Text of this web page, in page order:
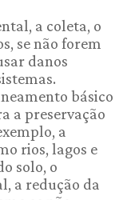
a coleta, o
se não forem
danos
básico
a preservação
a
rios, lagos e
solo, o
a redução da